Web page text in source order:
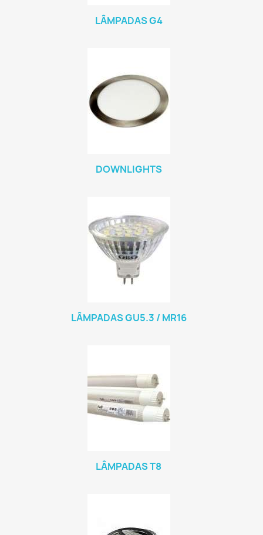
LÂMPADAS G4
DOWNLIGHTS
LÂMPADAS GU5.3 / MR16
LÂMPADAS T8